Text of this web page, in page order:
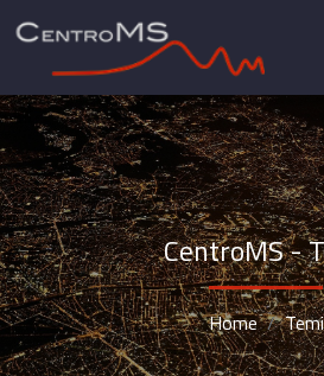
CentroMS -
Home Temi